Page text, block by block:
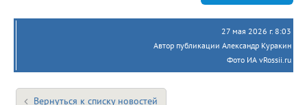
27 мая 2026 г. 8:03
Автор публикации Александр Куракин
Фото ИА vRossii.ru
Вернуться к списку новостей